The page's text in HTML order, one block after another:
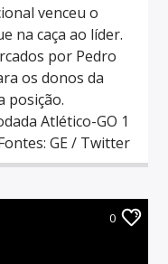
venceu o
na caça ao líder.
por Pedro
os donos da
posição.
Atlético-GO 1
GE / Twitter
0